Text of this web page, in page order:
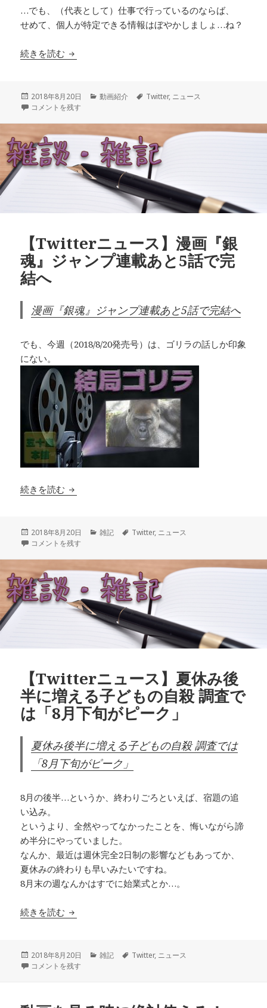
…でも、（代表として）仕事で行っているのならば、
せめて、個人が特定できる情報はぼやかしましょ…ね？
続きを読む 【Twitterニュース】バスケ男子4選手が帰国処
投
稿
2018年8月20日
カ
ー
動画紹介
タ
Twitter, ニュース
【Twitterニュース】バスケ男子4選手が帰国処分 所属チームなどが謝罪
コメントを残す
【Twitterニュース】漫画『銀
魂』ジャンプ連載あと5話で完
結へ
漫画『銀魂』ジャンプ連載あと5話で完結へ
でも、今週（2018/8/20発売号）は、ゴリラの話しか印象
にない。
続きを読む 【Twitterニュース】漫画『銀魂』ジャンプ連載
投
稿
2018年8月20日
カ
ー
雑記
タ
Twitter, ニュース
【Twitterニュース】漫画『銀魂』ジャンプ連載あと5話で完結へ に
コメントを残す
【Twitterニュース】夏休み後
半に増える子どもの自殺 調査で
は「8月下旬がピーク」
夏休み後半に増える子どもの自殺 調査では
「8月下旬がピーク」
8月の後半…というか、終わりごろといえば、宿題の追
い込み。
というより、全然やってなかったことを、悔いながら諦
め半分にやっていました。
なんか、最近は週休完全2日制の影響などもあってか、
夏休みの終わりも早いみたいですね。
8月末の週なんかはすでに始業式とか…。
続きを読む 【Twitterニュース】夏休み後半に増える子ども
投
稿
2018年8月20日
カ
雑記
タ
Twitter, ニュース
【Twitterニュース】夏休み後半に増える子どもの自殺 調査では「8月下
コメントを残す